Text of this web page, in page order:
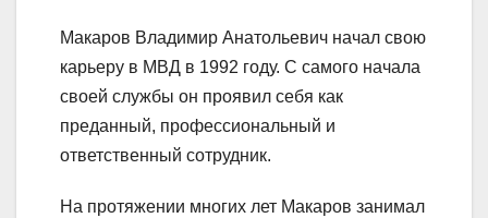
Макаров Владимир Анатольевич начал свою
карьеру в МВД в 1992 году. С самого начала
своей службы он проявил себя как
преданный, профессиональный и
ответственный сотрудник.
На протяжении многих лет Макаров занимал